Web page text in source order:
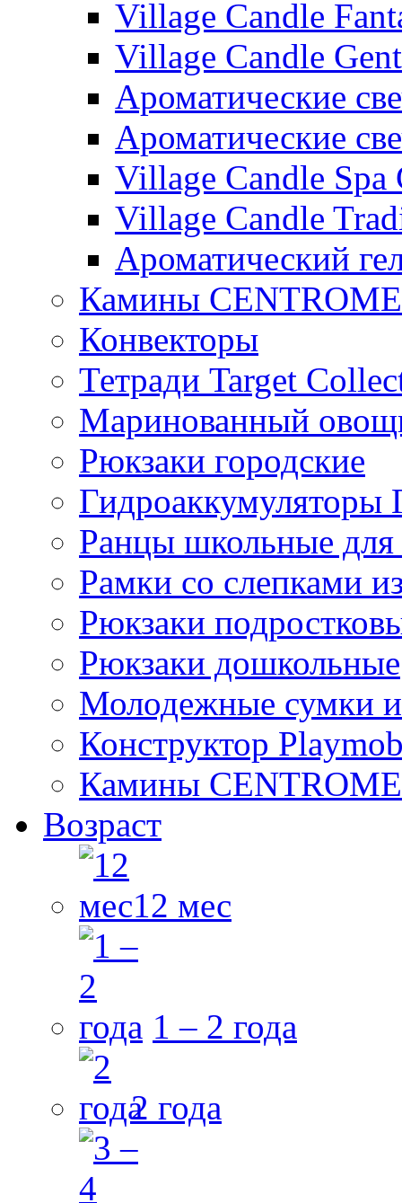
Village Candle
Village Candle
Ароматические
Ароматические
Village Candle Spa
Village Candle
Ароматический
Камины
Конвекторы
Тетради Target
Маринованный
Рюкзаки городские
Ранцы школьные
Рамки со слепками
Рюкзаки
Рюкзаки дошкольные
Молодежные сумки
Конструктор
Камины
Возраст
12 мес
1 – 2 года
2 года